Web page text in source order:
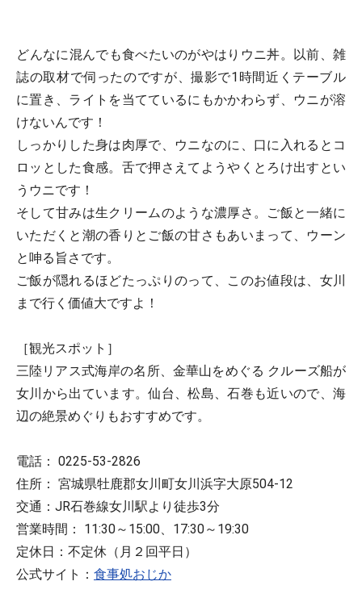
どんなに混んでも食べたいのがやはりウニ丼。以前、雑
誌の取材で伺ったのですが、撮影で1時間近くテーブル
に置き、ライトを当てているにもかかわらず、ウニが溶
けないんです！
しっかりした身は肉厚で、ウニなのに、口に入れるとコ
ロッとした食感。舌で押さえてようやくとろけ出すとい
うウニです！
そして甘みは生クリームのような濃厚さ。ご飯と一緒に
いただくと潮の香りとご飯の甘さもあいまって、ウーン
と呻る旨さです。
ご飯が隠れるほどたっぷりのって、このお値段は、女川
まで行く価値大ですよ！
［観光スポット］
三陸リアス式海岸の名所、金華山をめぐる クルーズ船が
女川から出ています。仙台、松島、石巻も近いので、海
辺の絶景めぐりもおすすめです。
電話： 0225-53-2826
住所： 宮城県牡鹿郡女川町女川浜字大原504-12
交通：JR石巻線女川駅より徒歩3分
営業時間： 11:30～15:00、17:30～19:30
定休日：不定休（月２回平日）
公式サイト： 食事処おじか